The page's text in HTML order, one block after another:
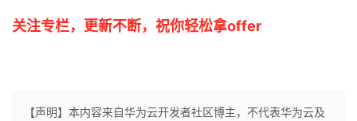
关注专栏，更新不断，祝你轻松拿offer
【声明】本内容来自华为云开发者社区博主，不代表华为云及